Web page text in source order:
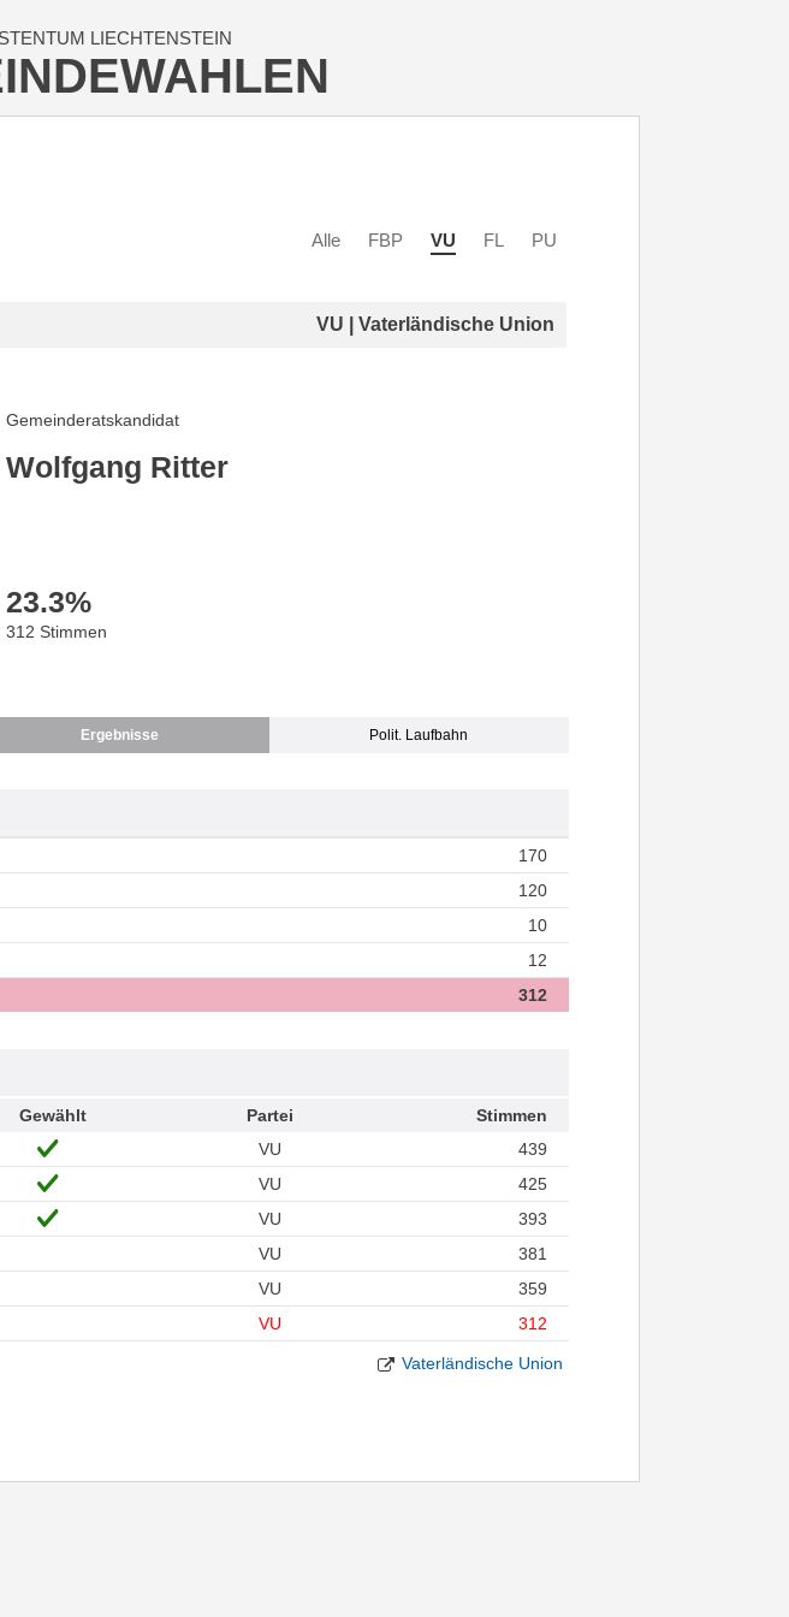
LIECHTENSTEIN
Alle FBP VU FL PU
VU | Vaterländische Union
Gemeinderatskandidat
Wolfgang Ritter
23.3%
312 Stimmen
Ergebnisse Polit. Laufbahn
170
120
10
12
312
Gewählt Partei
Stimmen
VU
439
VU
425
VU
393
VU
381
VU
359
VU 312
Vaterländische Union